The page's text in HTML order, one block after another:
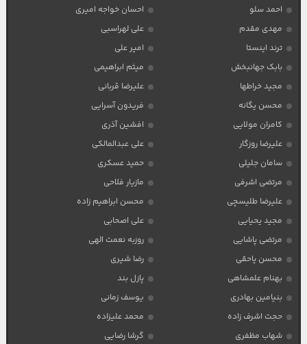
احمد سلو
احسان خواجه امیری
مهدی مقدم
علی لهراسبی
ترند اینستا
امیر علی
بابک جهانبخش
میثم ابراهیمی
مجید خراطها
علیرضا قربانی
محسن یگانه
فریدون آسرایی
کامران مولایی
افشین آذری
علیرضا روزگار
علی عبدالمالکی
سامان جلیلی
حمید عسکری
مرتضی اشرفی
مازیار فلاحی
علیرضا طلیسچی
محسن ابراهیم زاده
مجید یحیایی
علی اصحابی
مرتضی پاشایی
روزبه نعمت الهی
محسن یاحقی
رضا شیری
بهنام علمشاهی
پازل بند
بنیامین بهادری
یوسف زمانی
حجت اشرف زاده
محمد علیزاده
شهاب مظفری
گرشا رضایی